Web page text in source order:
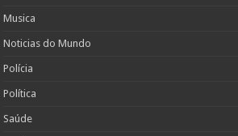
Musica
Noticias do Mundo
Polícia
Política
Saúde